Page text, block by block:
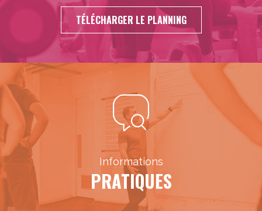
TÉLÉCHARGER LE PLANNING
Informations
PRATIQUES